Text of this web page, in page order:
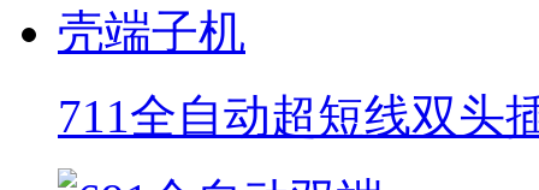
711全自动超短线双头